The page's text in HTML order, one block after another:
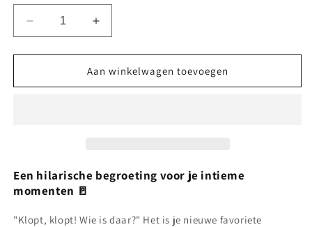
Aantal
verlagen
voor
De
Schotse
hooglandkoe
Aantal
verhogen
voor
🐄
De
Schotse
Aan winkelwagen toevoegen
Een hilarische begroeting voor je intieme
momenten 🚪
"Klopt, klopt! Wie is daar?" Het is je nieuwe favoriete